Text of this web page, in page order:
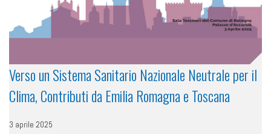
Verso un Sistema Sanitario Nazionale Neutrale per il
Clima, Contributi da Emilia Romagna e Toscana
3 aprile 2025